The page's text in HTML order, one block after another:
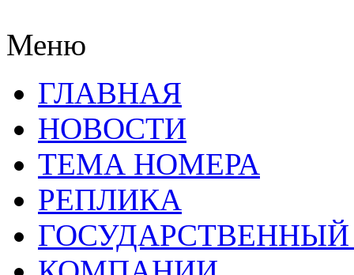
Меню
ГЛАВНАЯ
НОВОСТИ
ТЕМА НОМЕРА
РЕПЛИКА